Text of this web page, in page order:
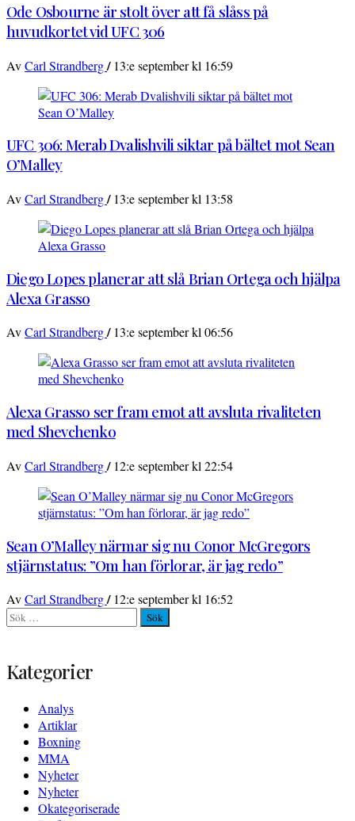
Ode Osbourne är stolt över att få slåss på
huvudkortet vid UFC 306
AvCarl Strandberg/ 13:e september kl 16:59
UFC 306: Merab Dvalishvili siktar på bältet mot Sean
O’Malley
AvCarl Strandberg/ 13:e september kl 13:58
Diego Lopes planerar att slå Brian Ortega och hjälpa
Alexa Grasso
AvCarl Strandberg/ 13:e september kl 06:56
Alexa Grasso ser fram emot att avsluta rivaliteten
med Shevchenko
AvCarl Strandberg/ 12:e september kl 22:54
Sean O’Malley närmar sig nu Conor McGregors
stjärnstatus: ”Om han förlorar, är jag redo”
AvCarl Strandberg/ 12:e september kl 16:52
Sök
efter:
Kategorier
Analys
Artiklar
Boxning
MMA
Nyheter
Nyheter
Okategoriserade